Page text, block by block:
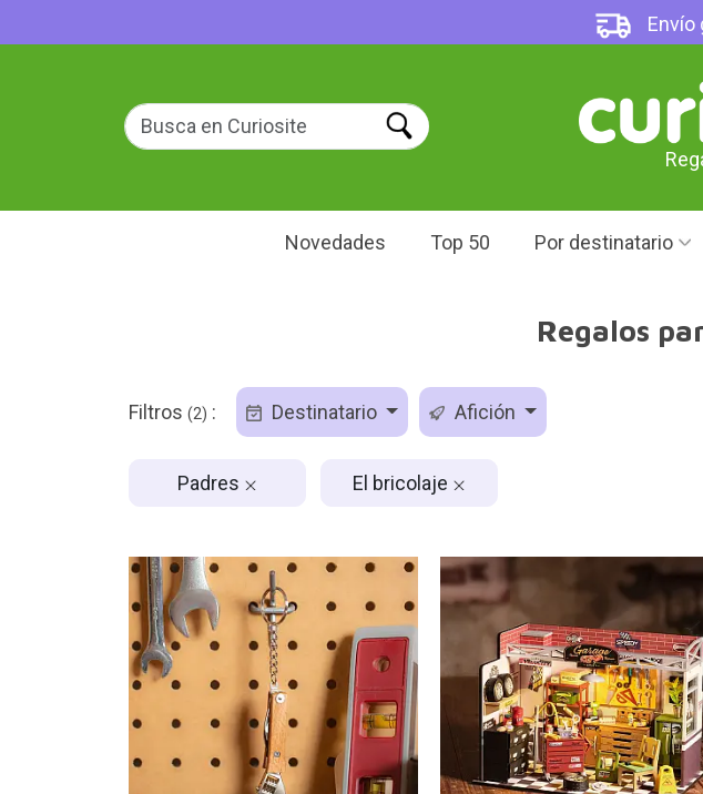
Envío
Novedades Top 50 Por destinatario
Regalos
Filtros (2) : Destinatario Afición
Padres El bricolaje